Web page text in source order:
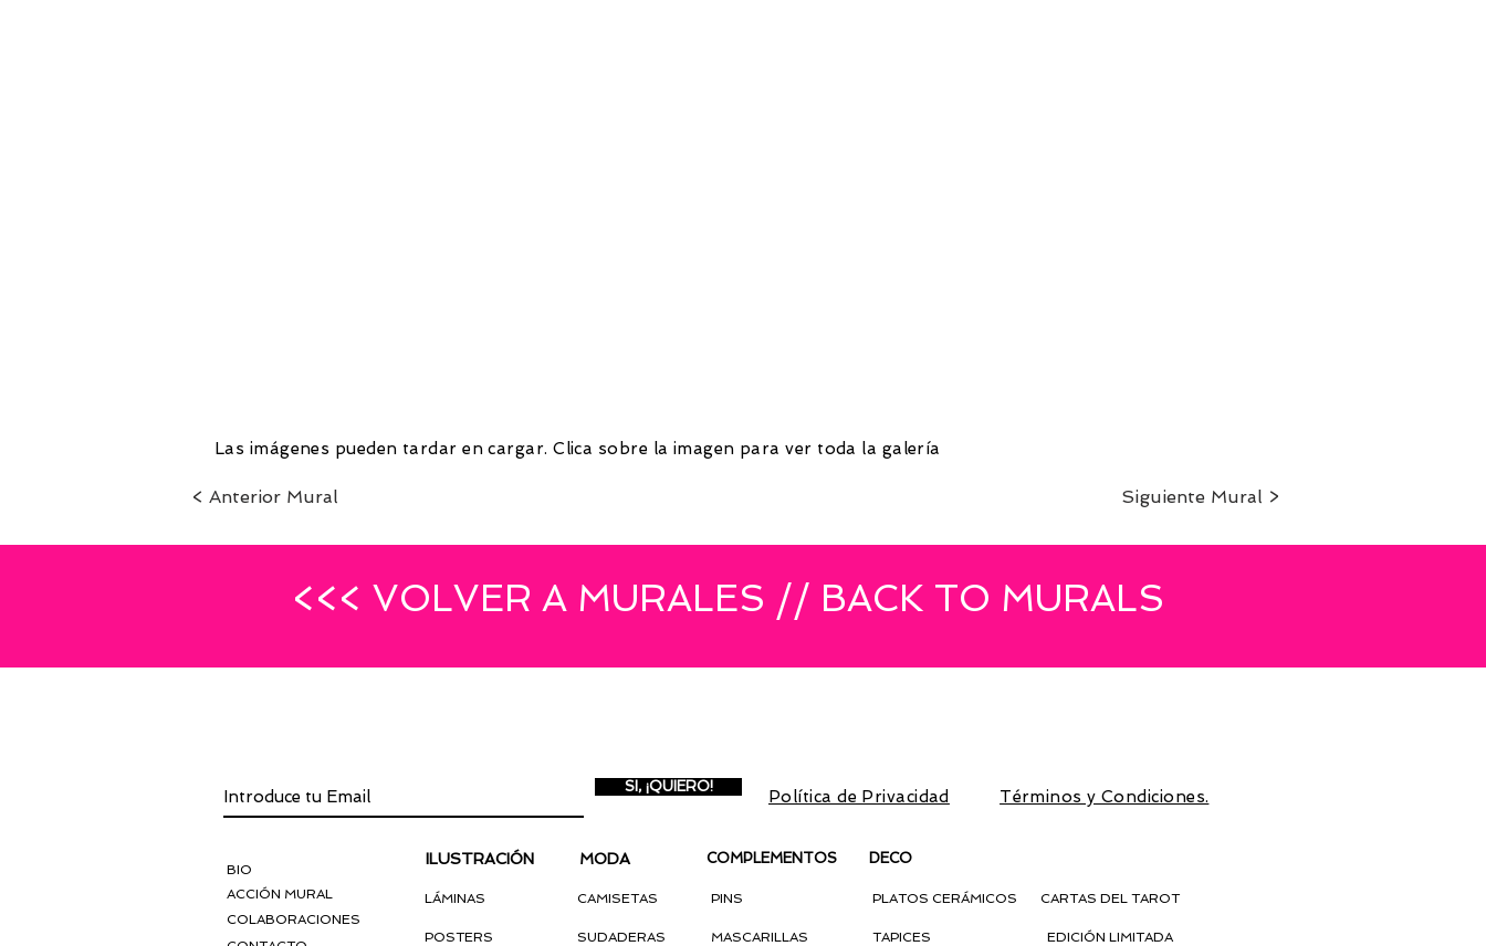
Las imágenes pueden tardar en cargar. Clica sobre la imagen para ver toda la galería
< Anterior Mural Siguiente Mural >
<<< VOLVER A MURALES // BACK TO MURALS
SI, ¡QUIERO!
Política de Privacidad
Términos y Condiciones.
BIO
ACCIÓN MURAL
COLABORACIONES
ILUSTRACIÓN MODA
LÁMINAS CAMISETAS
POSTERS SUDADERAS
COMPLEMENTOS
PINS
MASCARILLAS
DECO
PLATOS CERÁMICOS
TAPICES
CARTAS DEL TAROT
EDICIÓN LIMITADA